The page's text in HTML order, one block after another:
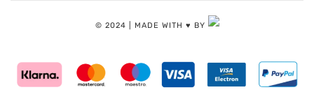
© 2024 | MADE WITH ♥️ BY